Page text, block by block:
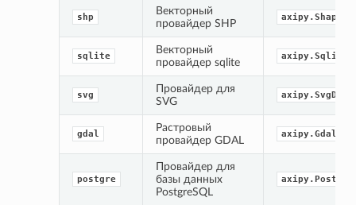
shp
Векторный
провайдер SHP
sqlite
Векторный
провайдер sqlite
svg
Провайдер для
SVG
gdal
Растровый
провайдер GDAL
postgre
Провайдер для
базы данных
PostgreSQL